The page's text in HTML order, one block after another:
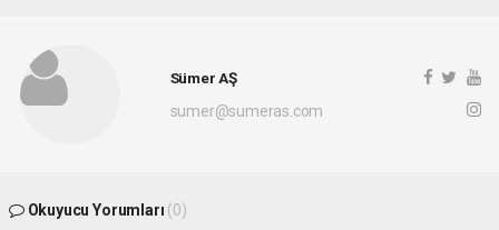
Sümer AŞ
sumer@sumeras.com
Okuyucu Yorumları (0)